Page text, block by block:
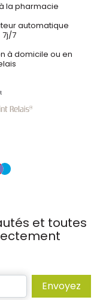
la pharmacie
automatique
7
à domicile ou en
et toutes
Envoyez